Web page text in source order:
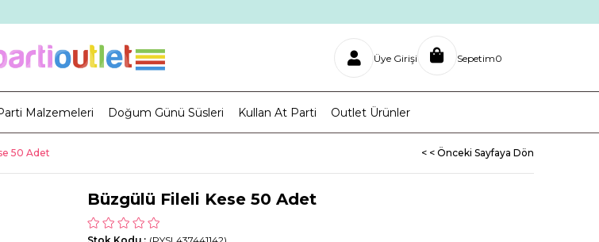
Üye Girişi Sepetim0
Malzemeleri Doğum Günü Süsleri Kullan At Parti Outlet Ürünler
50 Adet < < Önceki Sayfaya Dön
Büzgülü Fileli Kese 50 Adet